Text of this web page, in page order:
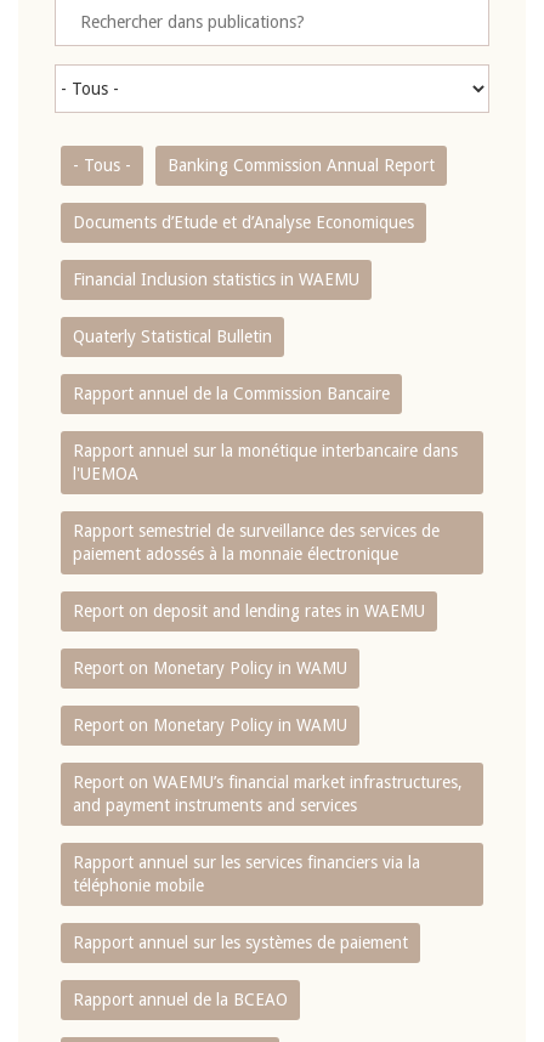
- Tous - Banking Commission Annual Report
Documents d’Etude et d’Analyse Economiques
Financial Inclusion statistics in WAEMU
Quaterly Statistical Bulletin
Rapport annuel de la Commission Bancaire
Rapport annuel sur la monétique interbancaire dans
l'UEMOA
Rapport semestriel de surveillance des services de
paiement adossés à la monnaie électronique
Report on deposit and lending rates in WAEMU
Report on Monetary Policy in WAMU
Report on Monetary Policy in WAMU
Report on WAEMU’s financial market infrastructures,
and payment instruments and services
Rapport annuel sur les services financiers via la
téléphonie mobile
Rapport annuel sur les systèmes de paiement
Rapport annuel de la BCEAO